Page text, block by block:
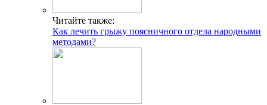
Читайте также:
Как лечить грыжу поясничного отдела народными
методами?